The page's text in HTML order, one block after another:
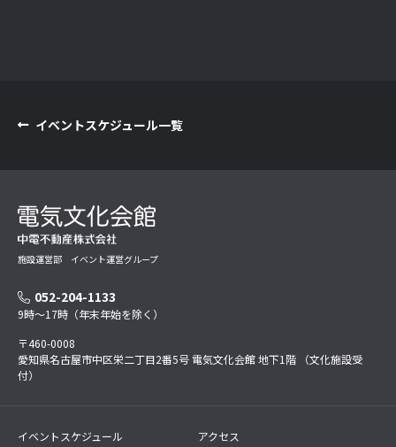
イベントスケジュール一覧
施設運営部 イベント運営グループ
052-204-1133
9時～17時（年末年始を除く）
〒460-0008
愛知県名古屋市中区栄二丁目2番5号 電気文化会館 地下1階 （文化施設受
付）
イベントスケジュール アクセス